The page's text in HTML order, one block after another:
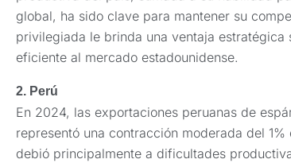
global, ha sido clave para mantener su
privilegiada le brinda una ventaja
eficiente al mercado estadounidense.
2. Perú
En 2024, las exportaciones peruanas de
representó una contracción moderada del
debió principalmente a dificultades